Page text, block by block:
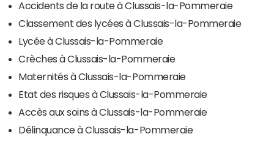
Accidents de la route à Clussais-la-Pommeraie
Classement des lycées à Clussais-la-Pommeraie
Lycée à Clussais-la-Pommeraie
Crèches à Clussais-la-Pommeraie
Maternités à Clussais-la-Pommeraie
Etat des risques à Clussais-la-Pommeraie
Accès aux soins à Clussais-la-Pommeraie
Délinquance à Clussais-la-Pommeraie